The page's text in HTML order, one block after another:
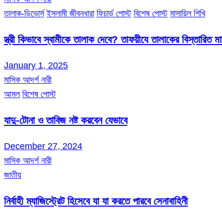
তালাক-ডিভোর্স ইসলামী জীবনধারা ফিচার্ড পোস্ট বিশেষ পোস্ট মাসায়িল শিখি
স্ত্রী কিভাবে স্বামীকে তালাক দেবে? তাফয়ীযে তালাকের বিস্তারিত
January 1, 2025
মাসিক আদর্শ নারী
আমল বিশেষ পোস্ট
যাদু-টোনা ও তাবিজ নষ্ট করবেন যেভাবে
December 27, 2024
মাসিক আদর্শ নারী
জাতীয়
নির্বাহী ম্যাজিস্ট্রেট হিসেবে যা যা করতে পারবে সেনাবাহিনী